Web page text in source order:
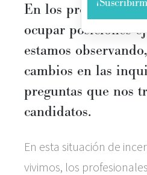
En los procesos de
ocupar posiciones
estamos
cambios en las
preguntas que nos
candidatos.
En esta situación de
vivimos, los